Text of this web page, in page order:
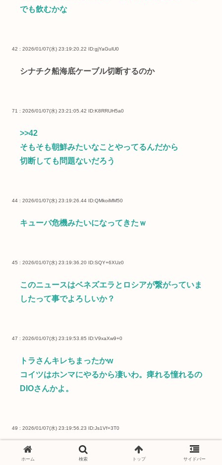
でも飲むかな
42 : 2026/01/07(水) 23:19:20.22 ID:gjYaGulU0
シナチク船海底ケーブル切断するのか
71 : 2026/01/07(水) 23:21:05.42 ID:K8RRUH5a0
>>42
そもそも朝鮮みたいなことやってるんだから
切断しても問題ないだろう
44 : 2026/01/07(水) 23:19:26.44 ID:QMkoiMM50
キューバ危機みたいになってきたｗ
45 : 2026/01/07(水) 23:19:36.20 ID:SQY+6XUz0
このニュースはベネズエラとロシアが繋がっていま
したって事でよろしいか？
47 : 2026/01/07(水) 23:19:53.85 ID:V9xaXw9+0
トラさんキレちまったかw
コイツはホンマにやるから凄いわ。痺れる憧れるの
DIOさんかよ。
49 : 2026/01/07(水) 23:19:56.23 ID:Js1Vf+3T0
一体何が始まるんです？
ホーム 検索 トップ サイドバー